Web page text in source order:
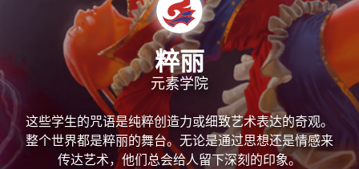
粹丽
元素学院
这些学生的咒语是纯粹创造力或细致艺术表达的奇观。
整个世界都是粹丽的舞台。无论是通过思想还是情感来
传达艺术，他们总会给人留下深刻的印象。